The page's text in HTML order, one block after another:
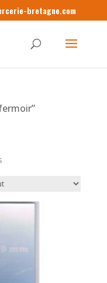
bretagne.com